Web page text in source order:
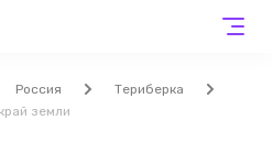
Россия
Териберка
земли